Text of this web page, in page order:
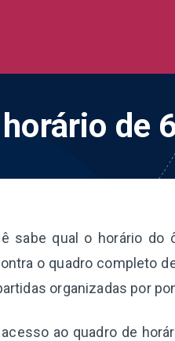
de
sabe qual o horário do
o quadro completo
organizadas por
ao quadro de